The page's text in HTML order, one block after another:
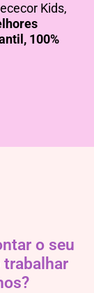
Kids,
100%
o seu
trabalhar